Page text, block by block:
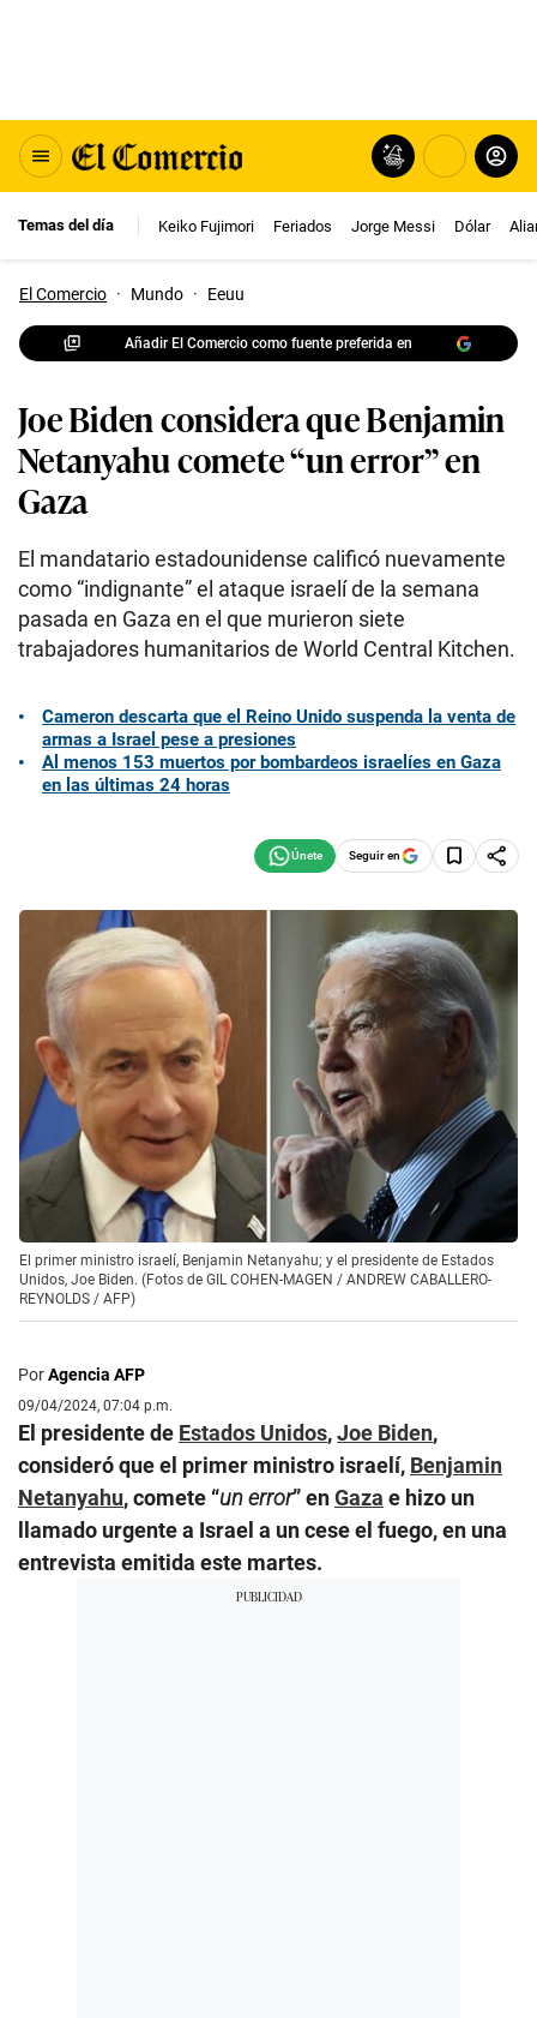
Temas del día Keiko Fujimori Feriados Jorge Messi Dólar
El Comercio · Mundo · Eeuu
Añadir El Comercio como fuente preferida en
Joe Biden considera que Benjamin
Netanyahu comete “un error” en
Gaza
El mandatario estadounidense calificó nuevamente
como “indignante” el ataque israelí de la semana
pasada en Gaza en el que murieron siete
trabajadores humanitarios de World Central Kitchen.
Cameron descarta que el Reino Unido suspenda la venta de
armas a Israel pese a presiones
Al menos 153 muertos por bombardeos israelíes en Gaza
en las últimas 24 horas
Seguir en
El primer ministro israelí, Benjamin Netanyahu; y el presidente de Estados
Unidos, Joe Biden. (Fotos de GIL COHEN-MAGEN / ANDREW CABALLERO-
REYNOLDS / AFP)
PorAgencia AFP
09/04/2024, 07:04 p.m.
El presidente de Estados Unidos,Joe Biden,
consideró que el primer ministro israelí, Benjamin
Netanyahu, comete “un error” enGaza e hizo un
llamado urgente a Israel a un cese el fuego, en una
entrevista emitida este martes.